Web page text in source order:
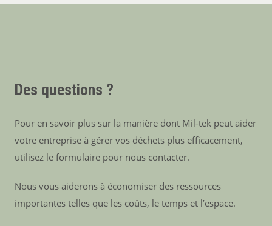
Des questions ?
Pour en savoir plus sur la manière dont Mil-tek peut aider
votre entreprise à gérer vos déchets plus efficacement,
utilisez le formulaire pour nous contacter.
Nous vous aiderons à économiser des ressources
importantes telles que les coûts, le temps et l’espace.